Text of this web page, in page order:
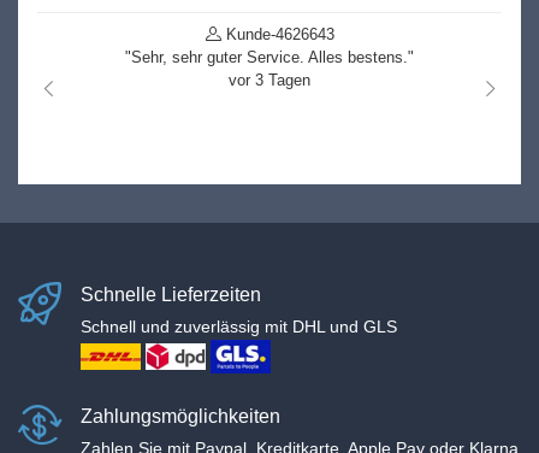
Kunde-4626643
"Sehr, sehr guter Service. Alles bestens."
vor 3 Tagen
nach links
nach
Schnelle Lieferzeiten
Schnell und zuverlässig mit DHL und GLS
Zahlungsmöglichkeiten
Zahlen Sie mit Paypal, Kreditkarte, Apple Pay oder Klarna